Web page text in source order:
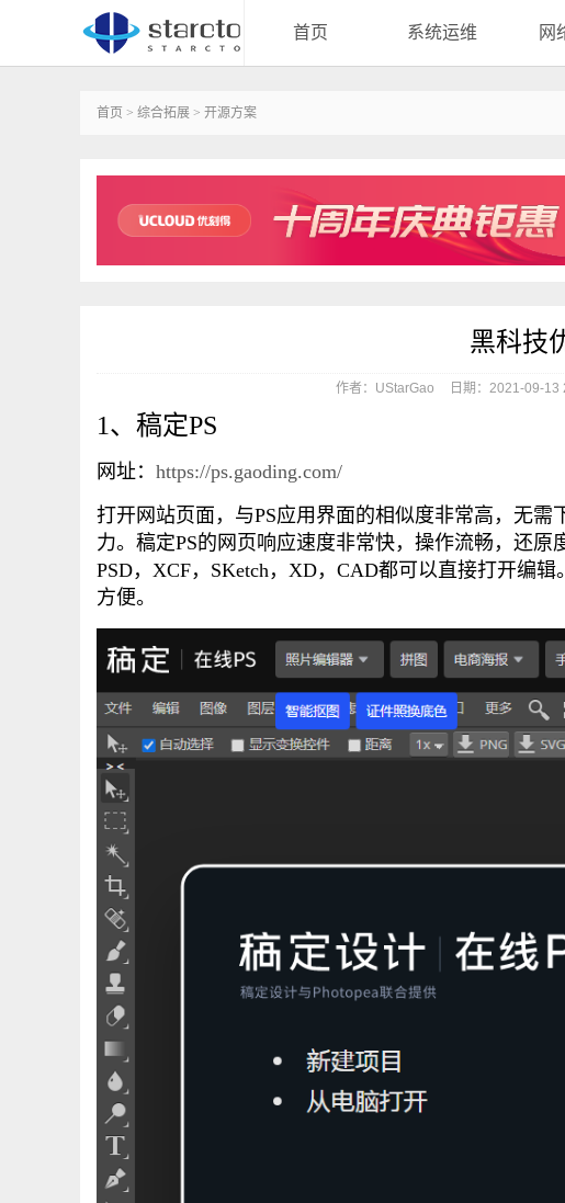
首页 系统运维 网
首页 > 综合拓展 > 开源方案
黑科技
作者：UStarGao 日期：2021-09-13
1、稿定PS
网址： https://ps.gaoding.com/
打开网站页面，与PS应用界面的相似度非常高，无
力。稿定PS的网页响应速度非常快，操作流畅，还原
PSD，XCF，SKetch，XD，CAD都可以直接打开编
方便。